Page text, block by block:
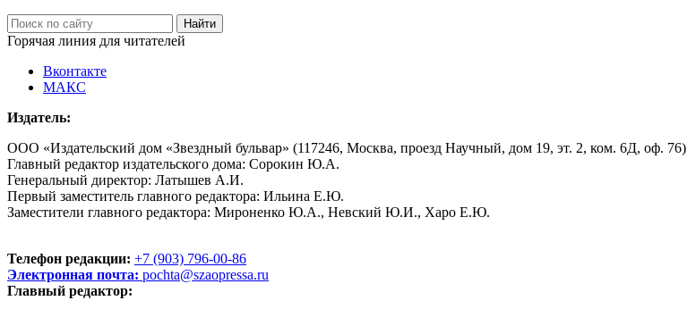
Горячая линия для читателей
Вконтакте
МАКС
Издатель:
ООО «Издательский дом «Звездный бульвар» (117246, Москва, проезд Научный, дом 19, эт. 2, ком. 6Д, оф. 76)
Главный редактор издательского дома: Сорокин Ю.А.
Генеральный директор: Латышев А.И.
Первый заместитель главного редактора: Ильина Е.Ю.
Заместители главного редактора: Мироненко Ю.А., Невский Ю.И., Харо Е.Ю.
Телефон редакции: +7 (903) 796-00-86
Электронная почта: pochta@szaopressa.ru
Главный редактор: